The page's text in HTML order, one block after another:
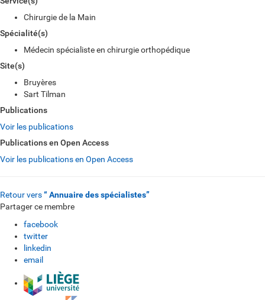
Chirurgie de la Main
Spécialité(s)
Médecin spécialiste en chirurgie orthopédique
Site(s)
Bruyères
Sart Tilman
Publications
Voir les publications
Publications en Open Access
Voir les publications en Open Access
Retour vers“ Annuaire des spécialistes”
Partager ce membre
facebook
twitter
linkedin
email